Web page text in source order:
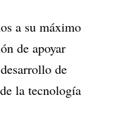
a su máximo
de apoyar
de
la tecnología